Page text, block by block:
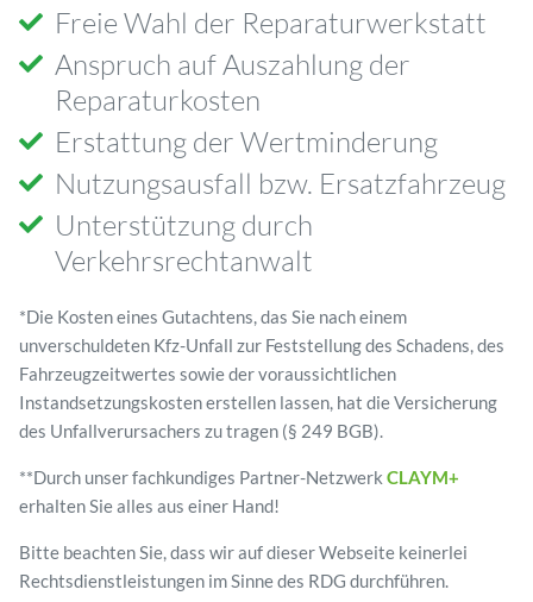
Freie Wahl der Reparaturwerkstatt
Anspruch auf Auszahlung der
Reparaturkosten
Erstattung der Wertminderung
Nutzungsausfall bzw. Ersatzfahrzeug
Unterstützung durch
Verkehrsrechtanwalt
*Die Kosten eines Gutachtens, das Sie nach einem
unverschuldeten Kfz-Unfall zur Feststellung des Schadens, des
Fahrzeugzeitwertes sowie der voraussichtlichen
Instandsetzungskosten erstellen lassen, hat die Versicherung
des Unfallverursachers zu tragen (§ 249 BGB).
**Durch unser fachkundiges Partner-Netzwerk CLAYM+
erhalten Sie alles aus einer Hand!
Bitte beachten Sie, dass wir auf dieser Webseite keinerlei
Rechtsdienstleistungen im Sinne des RDG durchführen.